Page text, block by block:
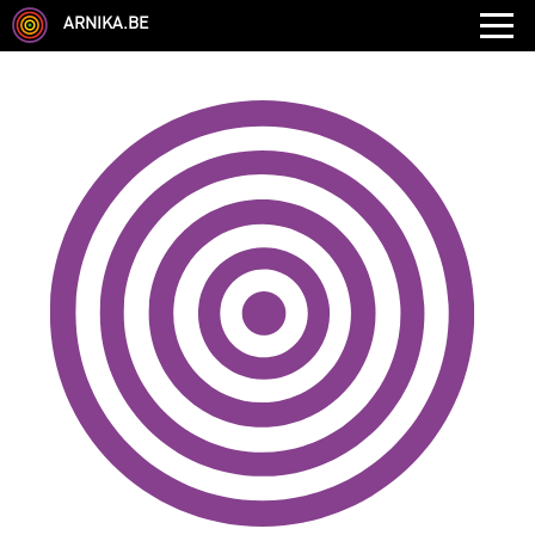
ARNIKA.BE
AUTRE COMPÉTENCE TYPE
LANGUES PARLÉES ÉCOLE
CHEVEUX TAILLE
CORPULENCE ANNÉE DE NAISSANCE
ANNULER LES FILTRES